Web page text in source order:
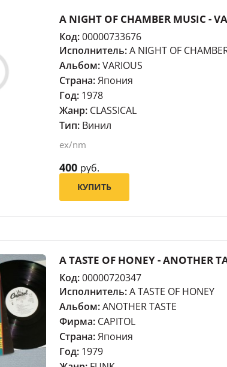
A NIGHT OF CHAMBER MUSIC -
Код:00000733676
Исполнитель:A NIGHT OF
Альбом:VARIOUS
Страна:Япония
Год: 1978
Жанр: CLASSICAL
Тип: Винил
ex/nm
400 руб.
КУПИТЬ
A TASTE OF HONEY - ANOTHER
Код:00000720347
Исполнитель:A TASTE OF HONEY
Альбом:ANOTHER TASTE
Фирма: CAPITOL
Страна:Япония
Год: 1979